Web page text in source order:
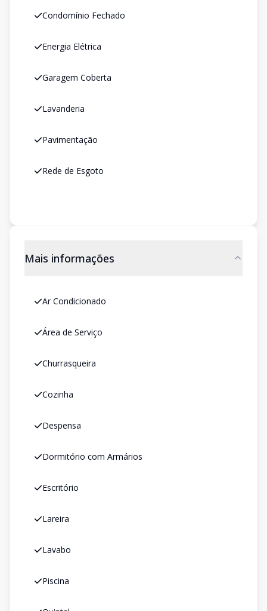
Condomínio Fechado
Energia Elétrica
Garagem Coberta
Lavanderia
Pavimentação
Rede de Esgoto
Mais informações
Ar Condicionado
Área de Serviço
Churrasqueira
Cozinha
Despensa
Dormitório com Armários
Escritório
Lareira
Lavabo
Piscina